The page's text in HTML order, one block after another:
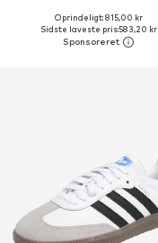
+3
Fås i mange størrelser
Føj til indkøbskurv
Oprindeligt: 815,00 kr
Sidste laveste pris:583,20 kr